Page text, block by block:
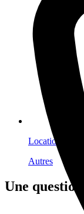
Location
Autres
Une